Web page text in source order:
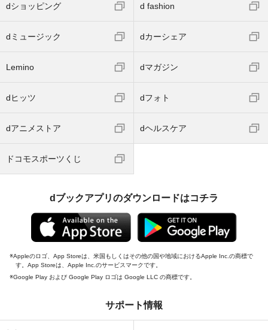
dショッピング d fashion
dミュージック dカーシェア
Lemino dマガジン
dヒッツ dフォト
dアニメストア dヘルスケア
ドコモスポーツくじ
dブックアプリのダウンロードはコチラ
Appleのロゴ、App Storeは、米国もしくはその他の国や地域におけるApple Inc.の商標で
す。App Storeは、Apple Inc.のサービスマークです。
Google Play および Google Play ロゴは Google LLC の商標です。
サポート情報